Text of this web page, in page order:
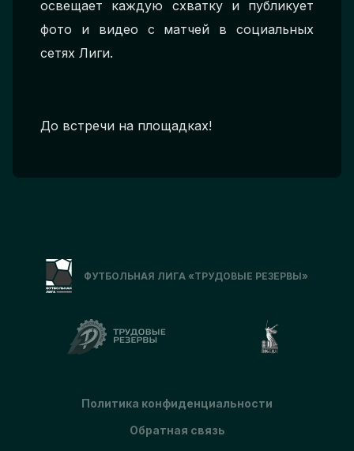
освещает каждую схватку и публикует
фото и видео с матчей в социальных
сетях Лиги.
До встречи на площадках!
ФУТБОЛЬНАЯ ЛИГА «ТРУДОВЫЕ РЕЗЕРВЫ»
Политика конфиденциальности
Обратная связь